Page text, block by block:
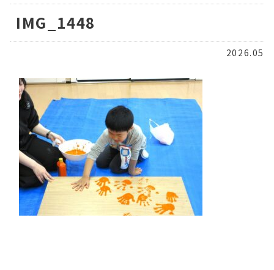
IMG_1448
2026.05